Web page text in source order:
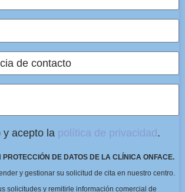
y acepto la política de privacidad.
PROTECCIÓN DE DATOS DE LA CLÍNICA ONFACE.
y gestionar su solicitud de cita en nuestro centro.
solicitudes y remitirle información comercial de